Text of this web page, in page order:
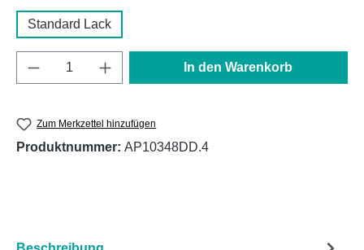
Standard Lack
Produkt Anzahl: Gib den gewünschten
In den Warenkorb
Zum Merkzettel hinzufügen
Produktnummer: AP10348DD.4